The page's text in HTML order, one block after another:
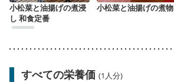
小松菜と油揚げの煮浸
し 和食定番
小松菜と油揚げの煮物
すべての栄養価 (1人分)